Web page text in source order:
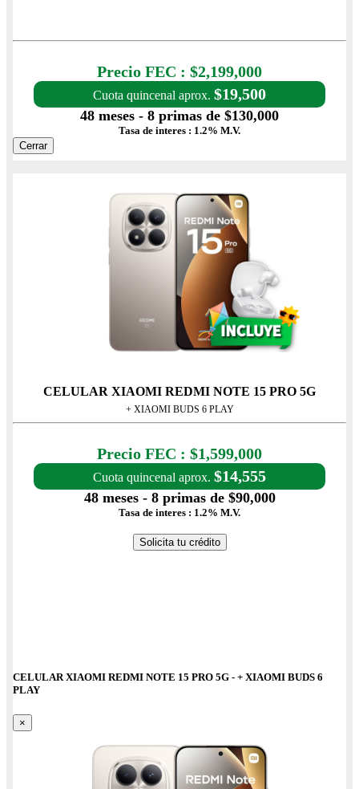
Precio FEC : $2,199,000
Cuota quincenal aprox. $19,500
48 meses - 8 primas de $130,000
Tasa de interes : 1.2% M.V.
Cerrar
CELULAR XIAOMI REDMI NOTE 15 PRO 5G
+ XIAOMI BUDS 6 PLAY
Precio FEC : $1,599,000
Cuota quincenal aprox. $14,555
48 meses - 8 primas de $90,000
Tasa de interes : 1.2% M.V.
Solicita tu crédito
CELULAR XIAOMI REDMI NOTE 15 PRO 5G - + XIAOMI BUDS 6
PLAY
×